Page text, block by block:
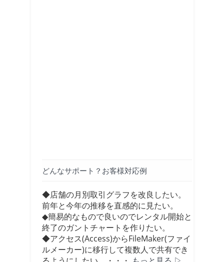
どんなサポート？お客様対応例
◆店舗の月別取引グラフを改良したい。
前年と今年の推移を直感的に見たい。
◆簡易的なもので良いのでレンタル開始と
終了のガントチャートを作りたい。
◆アクセス(Access)からFileMaker(ファイ
ルメーカー)に移行して複数人で共有でき